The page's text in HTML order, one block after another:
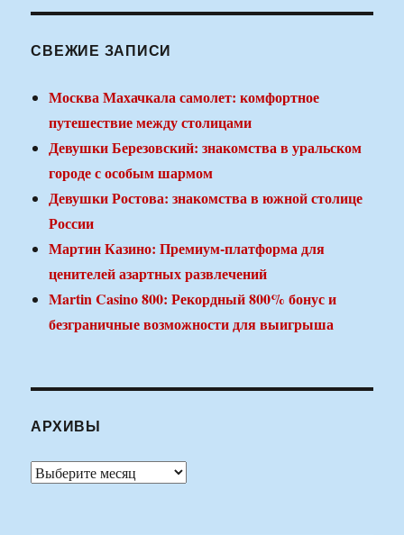
СВЕЖИЕ ЗАПИСИ
Москва Махачкала самолет: комфортное
путешествие между столицами
Девушки Березовский: знакомства в уральском
городе с особым шармом
Девушки Ростова: знакомства в южной столице
России
Мартин Казино: Премиум-платформа для
ценителей азартных развлечений
Martin Casino 800: Рекордный 800% бонус и
безграничные возможности для выигрыша
АРХИВЫ
Архивы